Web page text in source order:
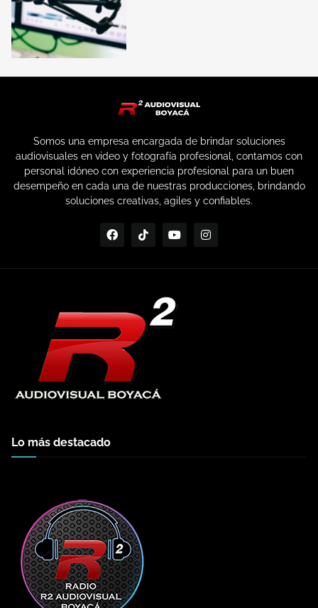
Somos una empresa encargada de brindar soluciones
audiovisuales en video y fotografía profesional, contamos con
personal idóneo con experiencia profesional para un buen
desempeño en cada una de nuestras producciones, brindando
soluciones creativas, agiles y confiables.
Lo más destacado